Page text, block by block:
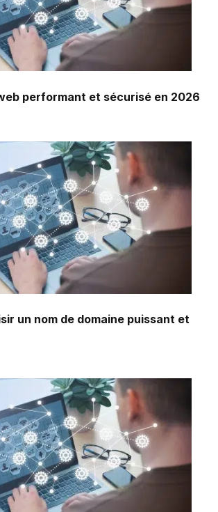
performant et sécurisé en 2026
un nom de domaine puissant et